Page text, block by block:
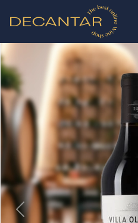
Previous